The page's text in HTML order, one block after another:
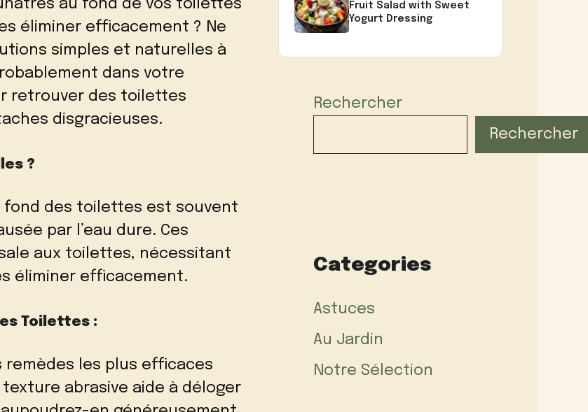
au fond de vos toilettes
éliminer efficacement ? Ne
simples et naturelles à
dans votre
retrouver des toilettes
disgracieuses.
?
fond des toilettes est souvent
par l’eau dure. Ces
aux toilettes, nécessitant
éliminer efficacement.
Toilettes :
remèdes les plus efficaces
abrasive aide à déloger
Fruit Salad with Sweet
Yogurt Dressing
Rechercher
Rechercher
Categories
Astuces
Au Jardin
Notre Sélection